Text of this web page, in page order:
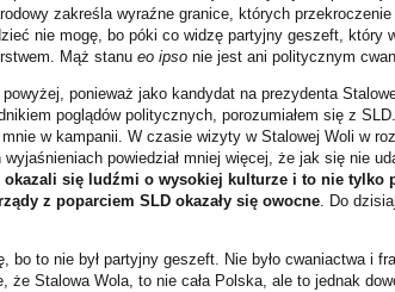
zakreśla wyraźne granice, których
nie mogę, bo póki co widzę partyjny geszeft, który
Mąż stanu eo ipsonie jest ani politycznym
ponieważ jako kandydat na prezydenta
poglądów politycznych, porozumiałem się z
mnie w kampanii. W czasie wizyty w Stalowej Woli w
powiedział mniej więcej, że jak się nie
się ludźmi o wysokiej kulturze i to nie tylko
z poparciem SLD okazały się owocne. Do
bo to nie był partyjny geszeft. Nie było cwaniactwa i
że Stalowa Wola, to nie cała Polska, ale to jednak